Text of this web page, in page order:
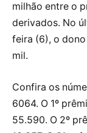
milhão entre o
derivados. No
feira (6), o
mil.
Confira os
6064. O 1º
55.590. O 2º